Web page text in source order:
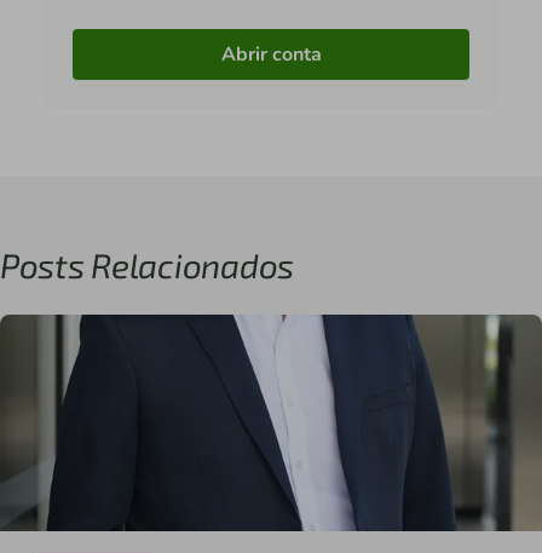
Abrir conta
Posts Relacionados